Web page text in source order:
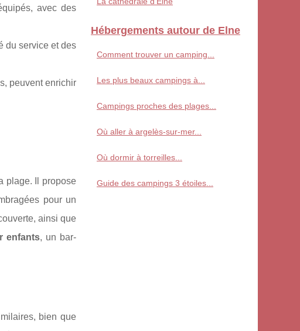
avec des
du service et des
peuvent enrichir
plage. Il propose
pour un
ainsi que
enfants, un bar-
bien que
Hébergements autour de Elne
Comment trouver un camping...
Les plus beaux campings à...
Campings proches des plages...
Où aller à argelès-sur-mer...
Où dormir à torreilles...
Guide des campings 3 étoiles...